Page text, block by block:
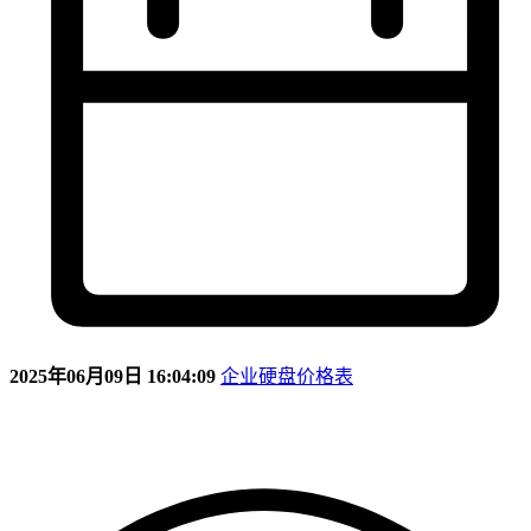
2025年06月09日 16:04:09 企业硬盘价格表